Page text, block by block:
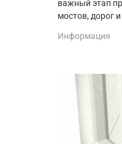
важный этап
мостов, дорог
Информация